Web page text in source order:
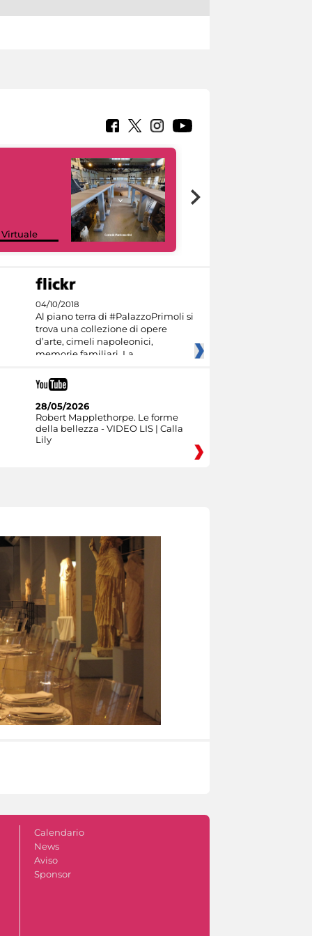
Virtuale
04/10/2018
Al piano terra di #PalazzoPrimoli si
trova una collezione di opere
d’arte, cimeli napoleonici,
memorie familiari. La
28/05/2026
Robert Mapplethorpe. Le forme
della bellezza - VIDEO LIS | Calla
Lily
Calendario
News
Aviso
Sponsor